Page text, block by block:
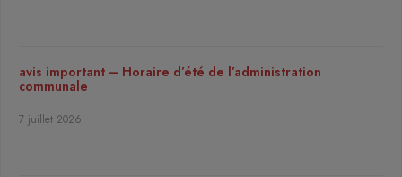
avis important – Horaire d’été de l’administration
communale
7 juillet 2026